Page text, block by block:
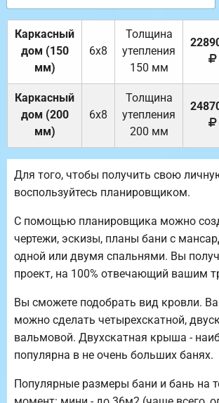
Каркасный
дом (150
мм)
6х8
Толщина
утепления
150 мм
Каркасный
дом (200
мм)
6х8
Толщина
утепления
200 мм
Для того, чтобы получить свою
воспользуйтесь планировщиком.
С помощью планировщика можно
чертежи, эскизы, планы бани с
одной или двумя спальнями. Вы
проект, на 100% отвечающий вашим
Вы сможете подобрать вид кровли.
можно сделать четырехскатной,
вальмовой. Двухскатная крыша -
популярна в не очень больших банях.
Популярные размеры бани и бань на